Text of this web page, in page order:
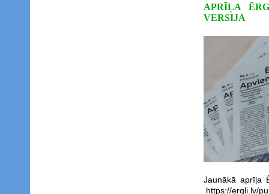
APRĪĻA
VERSIJA
Jaunākā aprīļa
https://ergli.lv/